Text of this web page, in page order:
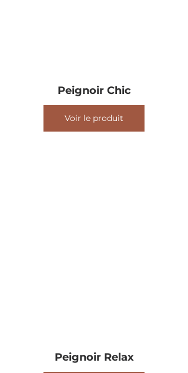
Peignoir Chic
Voir le produit
Peignoir Relax